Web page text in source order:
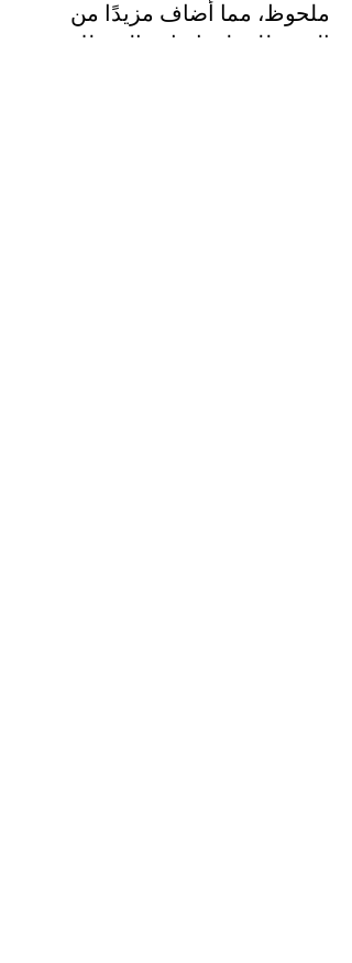
ملحوظ، مما أضاف مزيدًا من
الزخم للعملة. إضافة إلى ذلك،